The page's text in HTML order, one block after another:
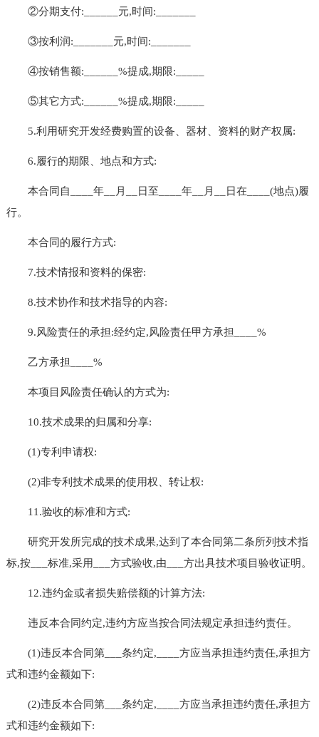
②分期支付:______元,时间:_______
③按利润:_______元,时间:_______
④按销售额:______%提成,期限:_____
⑤其它方式:______%提成,期限:_____
5.利用研究开发经费购置的设备、器材、资料的财产权属:
6.履行的期限、地点和方式:
本合同自____年__月__日至____年__月__日在____(地点)履
行。
本合同的履行方式:
7.技术情报和资料的保密:
8.技术协作和技术指导的内容:
9.风险责任的承担:经约定,风险责任甲方承担____%
乙方承担____%
本项目风险责任确认的方式为:
10.技术成果的归属和分享:
(1)专利申请权:
(2)非专利技术成果的使用权、转让权:
11.验收的标准和方式:
研究开发所完成的技术成果,达到了本合同第二条所列技术指
标,按___标准,采用___方式验收,由___方出具技术项目验收证明。
12.违约金或者损失赔偿额的计算方法:
违反本合同约定,违约方应当按合同法规定承担违约责任。
(1)违反本合同第___条约定,____方应当承担违约责任,承担方
式和违约金额如下:
(2)违反本合同第___条约定,____方应当承担违约责任,承担方
式和违约金额如下: